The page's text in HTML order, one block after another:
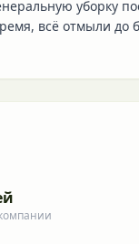
уборку
всё отмыли до